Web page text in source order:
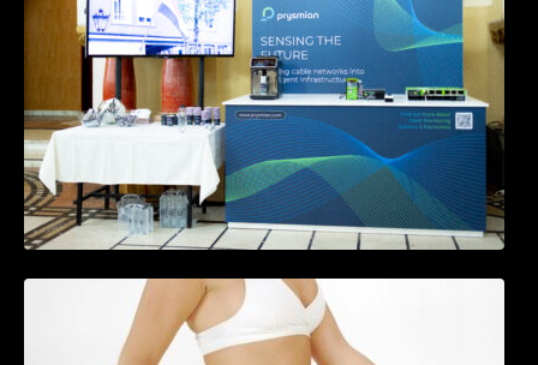
Tratamentul Wegovy® generează o scădere
în greutate de până la 22,6% la femei în
perioada menopauzei și reduce la jumătate
riscul de migrene